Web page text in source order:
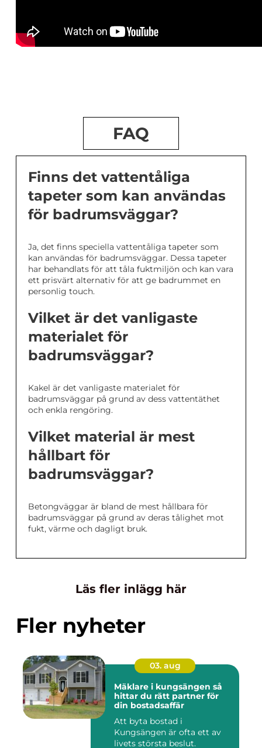
FAQ
Finns det vattentåliga
tapeter som kan användas
för badrumsväggar?
Ja, det finns speciella vattentåliga tapeter som
kan användas för badrumsväggar. Dessa tapeter
har behandlats för att tåla fuktmiljön och kan vara
ett prisvärt alternativ för att ge badrummet en
personlig touch.
Vilket är det vanligaste
materialet för
badrumsväggar?
Kakel är det vanligaste materialet för
badrumsväggar på grund av dess vattentäthet
och enkla rengöring.
Vilket material är mest
hållbart för
badrumsväggar?
Betongväggar är bland de mest hållbara för
badrumsväggar på grund av deras tålighet mot
fukt, värme och dagligt bruk.
Läs fler inlägg här
Fler nyheter
03. aug
Mäklare i kungsängen så
hittar du rätt partner för
din bostadsaffär
Att byta bostad i
Kungsängen är ofta ett av
livets största beslut.